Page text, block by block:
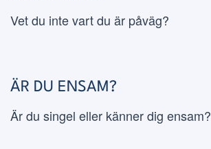
Vet du inte vart du är påväg?
ÄR DU ENSAM?
Är du singel eller känner dig ensam?